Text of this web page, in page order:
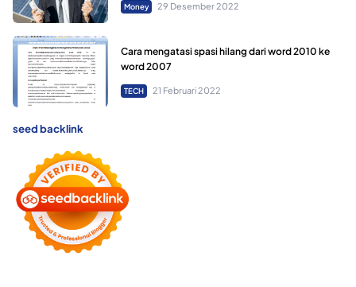
Money 29 Desember 2022
Cara mengatasi spasi hilang dari word 2010 ke
word 2007
TECH 21 Februari 2022
seed backlink